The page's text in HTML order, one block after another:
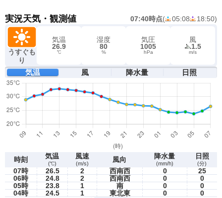
実況天気・観測値 07:40時点( 05:08 18:50)
うすぐも
り
気温
26.9
℃
湿度
80
%
気圧
1005
hPa
風
1.5
m/s
気温 風 降水量 日照
時刻 気温
(℃)
風速
(m/s) 風向 降水量
(mm/h)
日照
(分)
07時 26.5 2 西南西 0
25
06時
24.8 2 西南西 0
0
05時
23.8 1 南 0
0
04時
24.5 1 東北東 0 0